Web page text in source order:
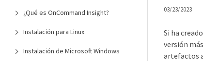
¿Qué es OnCommand Insight?
Instalación para Linux
Instalación de Microsoft Windows
03/23/2023
Si ha
versión
artefactos